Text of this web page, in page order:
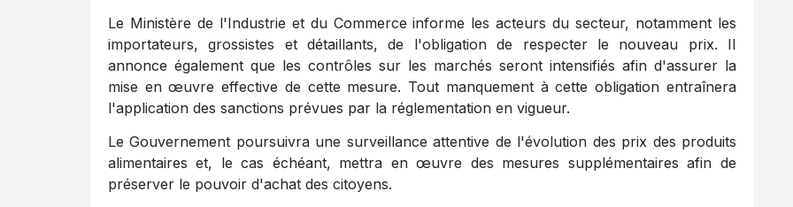
Le Ministère de l'Industrie et du Commerce informe les acteurs du secteur, notamment les
importateurs, grossistes et détaillants, de l'obligation de respecter le nouveau prix. II
annonce également que les contrôles sur les marchés seront intensifiés afin d'assurer la
mise en œuvre effective de cette mesure. Tout manquement à cette obligation entraînera
l'application des sanctions prévues par la réglementation en vigueur.
Le Gouvernement poursuivra une surveillance attentive de l'évolution des prix des produits
alimentaires et, le cas échéant, mettra en œuvre des mesures supplémentaires afin de
préserver le pouvoir d'achat des citoyens.